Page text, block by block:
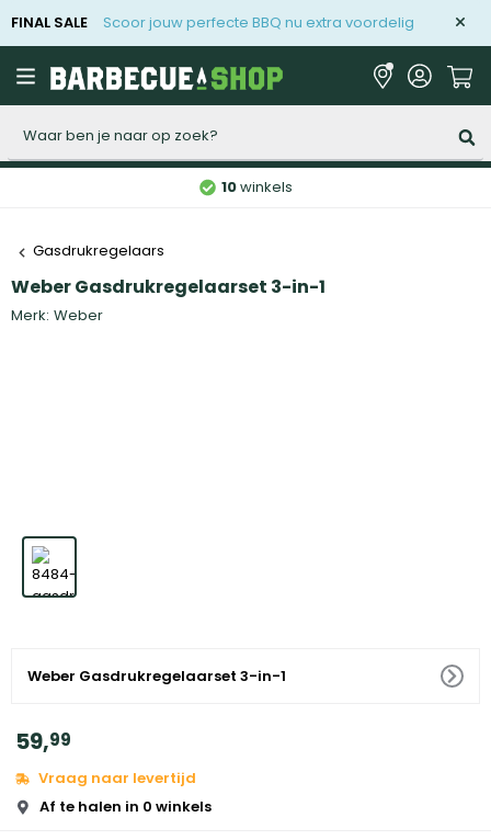
FINAL SALE Scoor jouw perfecte BBQ nu extra voordelig
10winkels
Gasdrukregelaars
Weber Gasdrukregelaarset 3-in-1
Merk: Weber
Weber Gasdrukregelaarset 3-in-1
59,99
Vraag naar levertijd
Af te halen in 0 winkels